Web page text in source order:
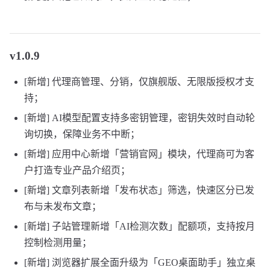
v1.0.9
[新增] 代理商管理、分销，仅旗舰版、无限版授权才支
持；
[新增] AI模型配置支持多密钥管理，密钥失效时自动轮
询切换，保障业务不中断；
[新增] 应用中心新增「营销官网」模块，代理商可为客
户打造专业产品介绍页；
[新增] 文章列表新增「发布状态」筛选，快速区分已发
布与未发布文章；
[新增] 子站管理新增「AI检测次数」配额项，支持按月
控制检测用量；
[新增] 浏览器扩展全面升级为「GEO桌面助手」独立桌